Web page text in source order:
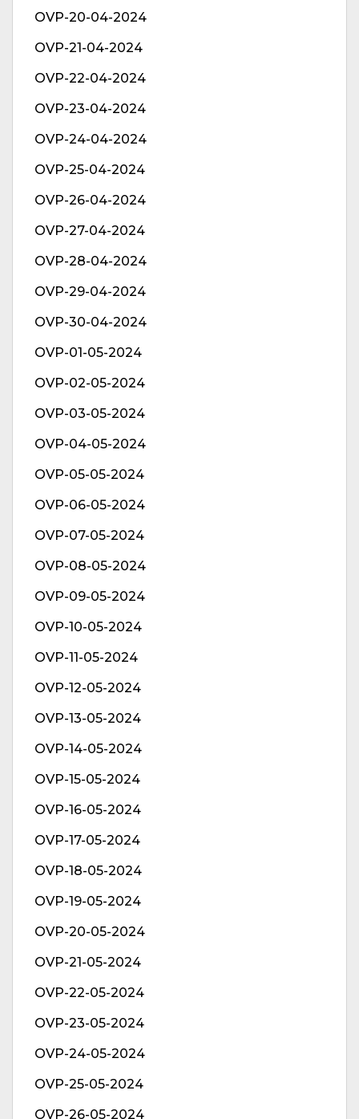
OVP-20-04-2024
OVP-21-04-2024
OVP-22-04-2024
OVP-23-04-2024
OVP-24-04-2024
OVP-25-04-2024
OVP-26-04-2024
OVP-27-04-2024
OVP-28-04-2024
OVP-29-04-2024
OVP-30-04-2024
OVP-01-05-2024
OVP-02-05-2024
OVP-03-05-2024
OVP-04-05-2024
OVP-05-05-2024
OVP-06-05-2024
OVP-07-05-2024
OVP-08-05-2024
OVP-09-05-2024
OVP-10-05-2024
OVP-11-05-2024
OVP-12-05-2024
OVP-13-05-2024
OVP-14-05-2024
OVP-15-05-2024
OVP-16-05-2024
OVP-17-05-2024
OVP-18-05-2024
OVP-19-05-2024
OVP-20-05-2024
OVP-21-05-2024
OVP-22-05-2024
OVP-23-05-2024
OVP-24-05-2024
OVP-25-05-2024
OVP-26-05-2024